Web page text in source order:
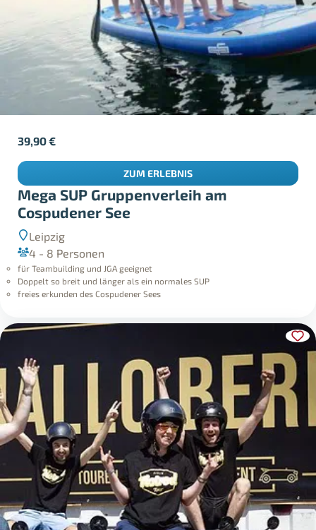
Mega SUP Gruppenverleih am
Cospudener See
Leipzig
4 - 8 Personen
für Teambuilding und JGA geeignet
Doppelt so breit und länger als ein normales SUP
freies erkunden des Cospudener Sees
39,90€
ZUM ERLEBNIS